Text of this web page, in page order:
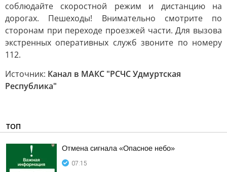
соблюдайте скоростной режим и дистанцию на
дорогах. Пешеходы! Внимательно смотрите по
сторонам при переходе проезжей части. Для вызова
экстренных оперативных служб звоните по номеру
112.
Источник: Канал в МАКС "РСЧС Удмуртская
Республика"
ТОП
Отмена сигнала «Опасное небо»
07:15